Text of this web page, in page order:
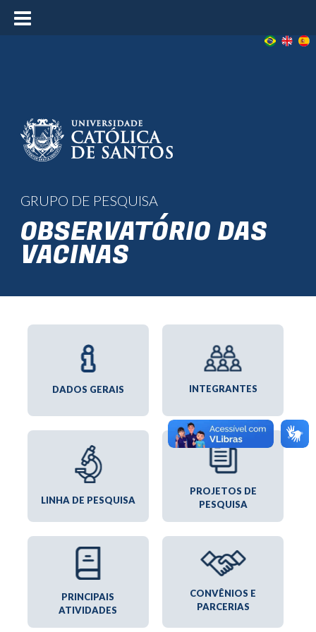
GRUPO DE PESQUISA
OBSERVATÓRIO DAS
VACINAS
≡
DADOS GERAIS INTEGRANTES
LINHA DE PESQUISA
PROJETOS DE
PESQUISA
PRINCIPAIS
ATIVIDADES
CONVÊNIOS E
PARCERIAS